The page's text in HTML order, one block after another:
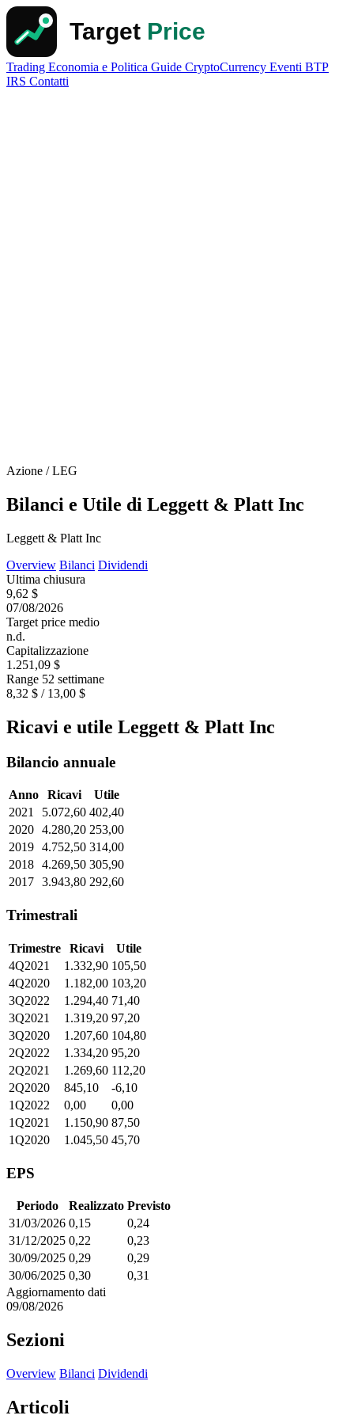
Trading Economia e Politica Guide CryptoCurrency Eventi BTP
IRS Contatti
Azione / LEG
Bilanci e Utile di Leggett & Platt Inc
Leggett & Platt Inc
Overview Bilanci Dividendi
Ultima chiusura
9,62 $
07/08/2026
Target price medio
n.d.
Capitalizzazione
1.251,09 $
Range 52 settimane
8,32 $ / 13,00 $
Ricavi e utile Leggett & Platt Inc
Bilancio annuale
Anno Ricavi
Utile
2021
5.072,60 402,40
2020 4.280,20 253,00
2019 4.752,50 314,00
2018 4.269,50 305,90
2017 3.943,80 292,60
Trimestrali
Trimestre Ricavi
Utile
4Q2021
1.332,90 105,50
4Q2020
1.182,00 103,20
3Q2022
1.294,40 71,40
3Q2021
1.319,20 97,20
3Q2020
1.207,60 104,80
2Q2022
1.334,20 95,20
2Q2021
1.269,60 112,20
2Q2020
845,10
-6,10
1Q2022
0,00
0,00
1Q2021
1.150,90 87,50
1Q2020
1.045,50 45,70
EPS
Periodo Realizzato Previsto
31/03/2026 0,15
0,24
31/12/2025 0,22
0,23
30/09/2025 0,29
0,29
30/06/2025 0,30
0,31
Aggiornamento dati
09/08/2026
Sezioni
Overview Bilanci Dividendi
Articoli